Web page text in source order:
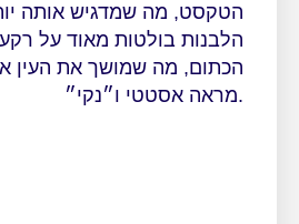
הטקסט, מה שמדגיש אותה
הלבנות בולטות מאוד על
הכתום, מה שמושך את העין
מראה אסטטי ו״נקי״.